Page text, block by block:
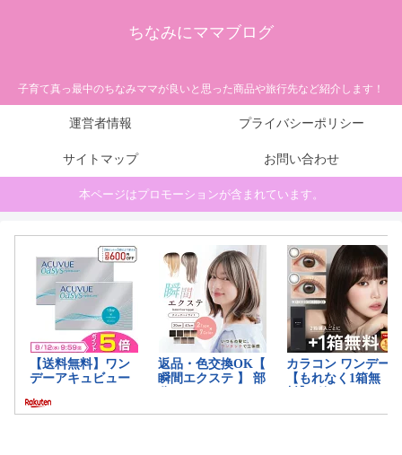
ちなみにママブログ
子育て真っ最中のちなみママが良いと思った商品や旅行先など紹介します！
運営者情報 プライバシーポリシー
サイトマップ お問い合わせ
本ページはプロモーションが含まれています。